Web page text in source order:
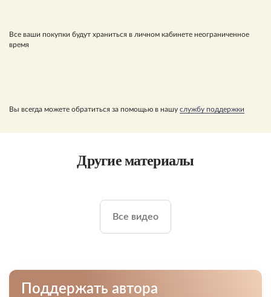
Все ваши покупки будут храниться в личном кабинете неограниченное
время
Вы всегда можете обратиться за помощью в нашу службу поддержки
Другие материалы
Все видео
Поддержать автора